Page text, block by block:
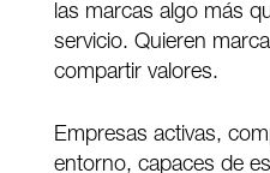
las marcas algo más
servicio. Quieren
compartir valores.
Empresas activas,
entorno, capaces de